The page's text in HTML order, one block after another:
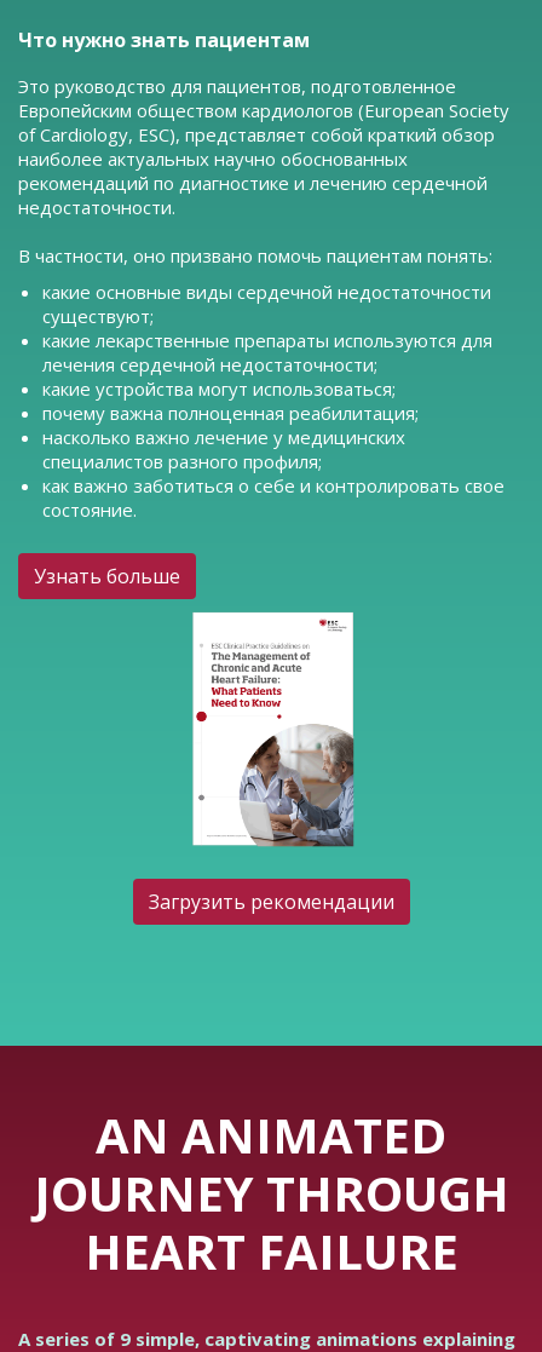
Что нужно знать пациентам
Это руководство для пациентов, подготовленное
Европейским обществом кардиологов (European Society
of Cardiology, ESC), представляет собой краткий обзор
наиболее актуальных научно обоснованных
рекомендаций по диагностике и лечению сердечной
недостаточности.
В частности, оно призвано помочь пациентам понять:
какие основные виды сердечной недостаточности
существуют;
какие лекарственные препараты используются для
лечения сердечной недостаточности;
какие устройства могут использоваться;
почему важна полноценная реабилитация;
насколько важно лечение у медицинских
специалистов разного профиля;
как важно заботиться о себе и контролировать свое
состояние.
Узнать больше
Загрузить рекомендации
AN ANIMATED
JOURNEY THROUGH
HEART FAILURE
A series of 9 simple, captivating animations explaining